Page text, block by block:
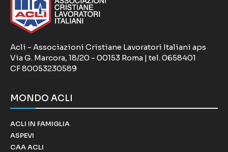
Acli - Associazioni Cristiane Lavoratori Italiani aps
Via G. Marcora, 18/20 - 00153 Roma | tel. 0658401
CF 80053230589
MONDO ACLI
ACLI IN FAMIGLIA
ASPEVI
CAA ACLI